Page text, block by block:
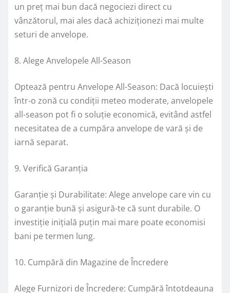
un preț mai bun dacă negociezi direct cu
vânzătorul, mai ales dacă achiziționezi mai multe
seturi de anvelope.
8. Alege Anvelopele All-Season
Optează pentru Anvelope All-Season: Dacă locuiești
într-o zonă cu condiții meteo moderate, anvelopele
all-season pot fi o soluție economică, evitând astfel
necesitatea de a cumpăra anvelope de vară și de
iarnă separat.
9. Verifică Garanția
Garanție și Durabilitate: Alege anvelope care vin cu
o garanție bună și asigură-te că sunt durabile. O
investiție inițială puțin mai mare poate economisi
bani pe termen lung.
10. Cumpără din Magazine de Încredere
Alege Furnizori de Încredere: Cumpără întotdeauna